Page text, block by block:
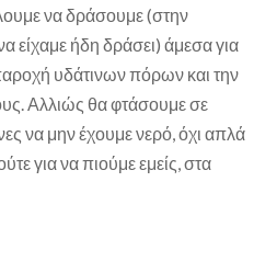
να δράσουμε (στην
είχαμε ήδη δράσει) άμεσα για
υδάτινων πόρων και την
Αλλιώς θα φτάσουμε σε
να μην έχουμε νερό, όχι απλά
για να πιούμε εμείς, στα